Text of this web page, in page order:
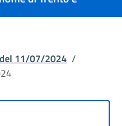
11/07/2024 /